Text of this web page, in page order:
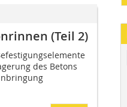
(Teil 2)
des Betons